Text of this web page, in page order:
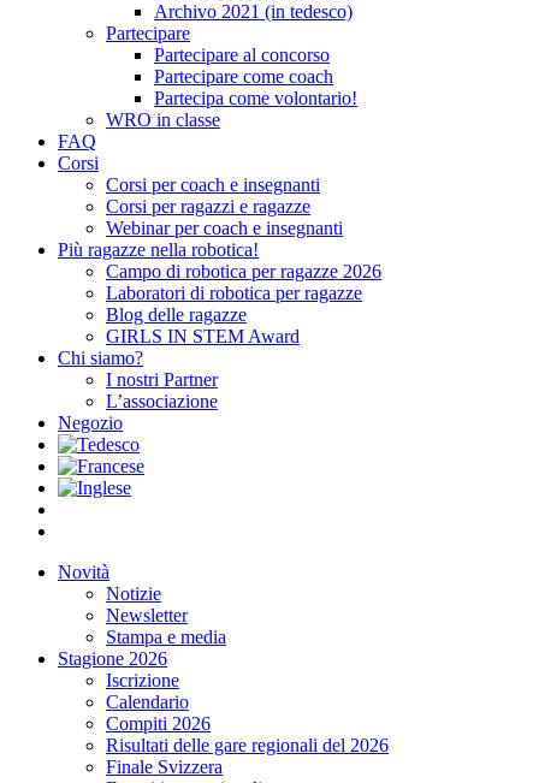
Archivo 2021 (in tedesco)
Partecipare
Partecipare al concorso
Partecipare come coach
Partecipa come volontario!
WRO in classe
FAQ
Corsi
Corsi per coach e insegnanti
Corsi per ragazzi e ragazze
Webinar per coach e insegnanti
Più ragazze nella robotica!
Campo di robotica per ragazze 2026
Laboratori di robotica per ragazze
Blog delle ragazze
GIRLS IN STEM Award
Chi siamo?
I nostri Partner
L’associazione
Negozio
Novità
Notizie
Newsletter
Stampa e media
Stagione 2026
Iscrizione
Calendario
Compiti 2026
Risultati delle gare regionali del 2026
Finale Svizzera